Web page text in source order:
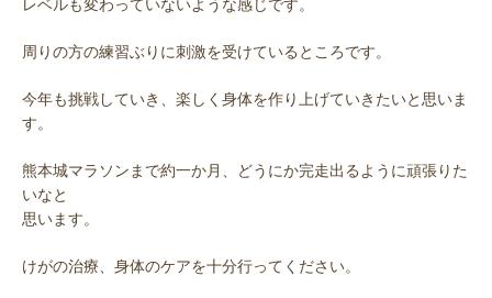
レベルも変わっていないような感じです。
周りの方の練習ぶりに刺激を受けているところです。
今年も挑戦していき、楽しく身体を作り上げていきたいと思いま
す。
熊本城マラソンまで約一か月、どうにか完走出るように頑張りた
いなと
思います。
けがの治療、身体のケアを十分行ってください。